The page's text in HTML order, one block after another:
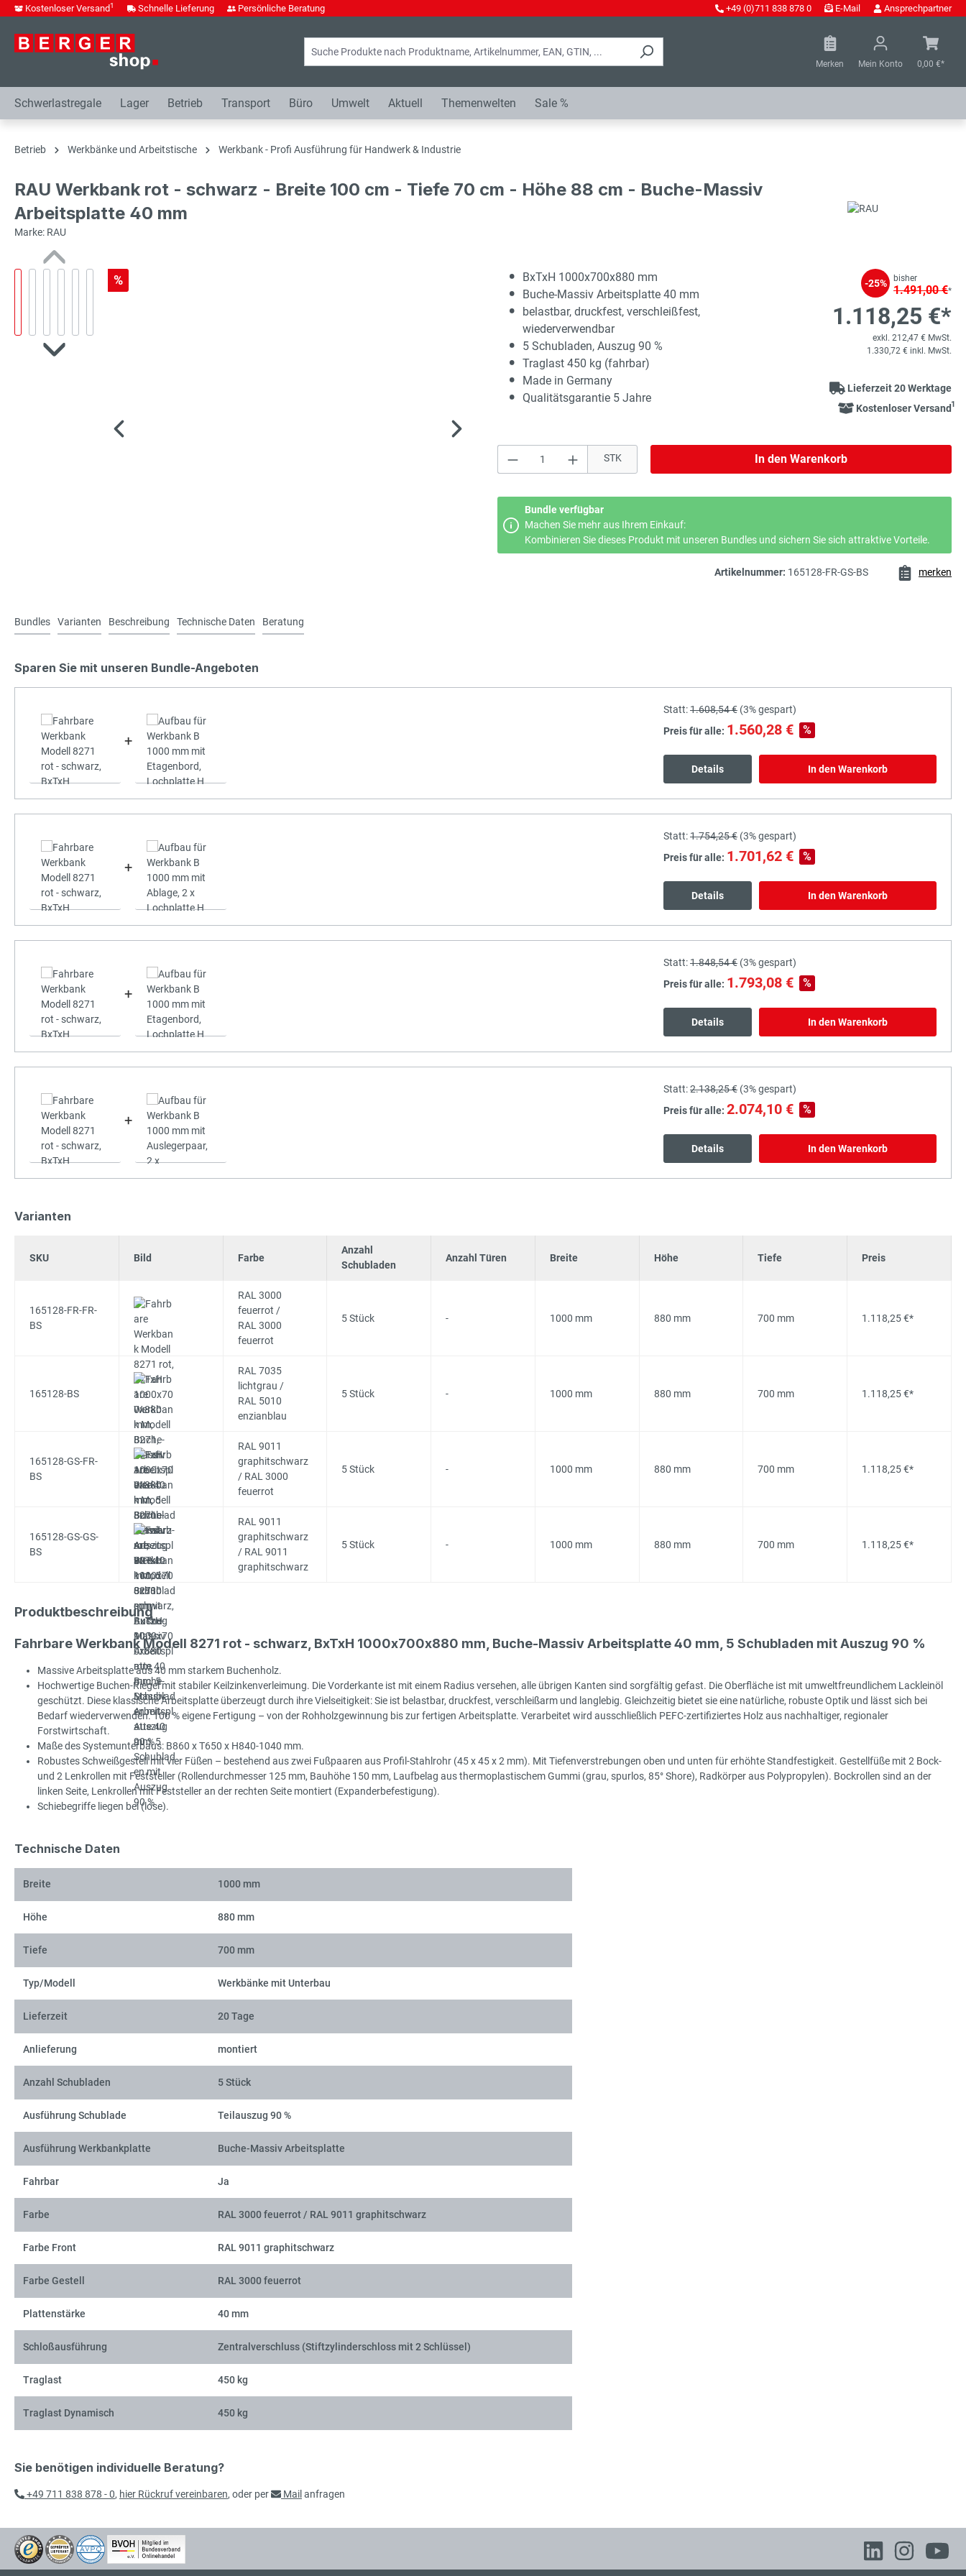
Zur Hauptnavigation springen
Kostenloser Versand1 Schnelle Lieferung Persönliche Beratung +49 (0)711 838 878 0 E-Mail Ansprechpartner
Merken Mein Konto 0,00 €*
Schwerlastregale Lager Betrieb Transport Büro Umwelt Aktuell Themenwelten Sale %
Betrieb Werkbänke und Arbeitstische Werkbank - Profi Ausführung für Handwerk & Industrie
RAU Werkbank rot - schwarz - Breite 100 cm - Tiefe 70 cm - Höhe 88 cm - Buche-Massiv
Arbeitsplatte 40 mm
Marke: RAU
%
BxTxH 1000x700x880 mm
Buche-Massiv Arbeitsplatte 40 mm
belastbar, druckfest, verschleißfest,
wiederverwendbar
5 Schubladen, Auszug 90 %
Traglast 450 kg (fahrbar)
Made in Germany
Qualitätsgarantie 5 Jahre
-25% bisher
1.491,00 €*
1.118,25 €*
exkl. 212,47 € MwSt.
1.330,72 € inkl. MwSt.
Lieferzeit 20 Werktage
Kostenloser Versand1
Produkt Anzahl: Gib den gewünschten Wert ein oder
STK In den Warenkorb
Bundle verfügbar
Machen Sie mehr aus Ihrem Einkauf:
Kombinieren Sie dieses Produkt mit unseren Bundles und sichern Sie sich attraktive Vorteile.
Artikelnummer: 165128-FR-GS-BS merken
Bundles Varianten Beschreibung Technische Daten Beratung
Sparen Sie mit unseren Bundle-Angeboten
+
Statt:1.608,54 € (3%gespart)
Preis für alle: 1.560,28 € %
Details In den Warenkorb
+
Statt:1.754,25 € (3%gespart)
Preis für alle: 1.701,62 € %
Details In den Warenkorb
+
Statt:1.848,54 € (3%gespart)
Preis für alle: 1.793,08 € %
Details In den Warenkorb
+
Statt:2.138,25 € (3%gespart)
Preis für alle: 2.074,10 € %
Details In den Warenkorb
Varianten
SKU Bild Farbe
Anzahl
Schubladen
Anzahl Türen Breite Höhe Tiefe Preis
165128-FR-FR-
BS
RAL 3000
feuerrot /
RAL 3000
feuerrot
5 Stück - 1000 mm 880 mm 700 mm 1.118,25 €*
165128-BS
RAL 7035
lichtgrau /
RAL 5010
enzianblau
5 Stück - 1000 mm 880 mm 700 mm 1.118,25 €*
165128-GS-FR-
BS
RAL 9011
graphitschwarz
/ RAL 3000
feuerrot
5 Stück - 1000 mm 880 mm 700 mm 1.118,25 €*
165128-GS-GS-
BS
RAL 9011
graphitschwarz
/ RAL 9011
graphitschwarz
5 Stück - 1000 mm 880 mm 700 mm 1.118,25 €*
Produktbeschreibung
Fahrbare Werkbank Modell 8271 rot - schwarz, BxTxH 1000x700x880 mm, Buche-Massiv Arbeitsplatte 40 mm, 5 Schubladen mit Auszug 90 %
Massive Arbeitsplatte aus 40 mm starkem Buchenholz.
Hochwertige Buchen-Riegel mit stabiler Keilzinkenverleimung. Die Vorderkante ist mit einem Radius versehen, alle übrigen Kanten sind sorgfältig gefast. Die Oberfläche ist mit umweltfreundlichem Lackleinöl
geschützt. Diese klassische Arbeitsplatte überzeugt durch ihre Vielseitigkeit: Sie ist belastbar, druckfest, verschleißarm und langlebig. Gleichzeitig bietet sie eine natürliche, robuste Optik und lässt sich bei
Bedarf wiederverwenden. 100 % eigene Fertigung – von der Rohholzgewinnung bis zur fertigen Arbeitsplatte. Verarbeitet wird ausschließlich PEFC-zertifiziertes Holz aus nachhaltiger, regionaler
Forstwirtschaft.
Maße des Systemunterbaus: B860 x T650 x H840-1040 mm.
Robustes Schweißgestell mit vier Füßen – bestehend aus zwei Fußpaaren aus Profil-Stahlrohr (45 x 45 x 2 mm). Mit Tiefenverstrebungen oben und unten für erhöhte Standfestigkeit. Gestellfüße mit 2 Bock-
und 2 Lenkrollen mit Feststeller (Rollendurchmesser 125 mm, Bauhöhe 150 mm, Laufbelag aus thermoplastischem Gummi (grau, spurlos, 85° Shore), Radkörper aus Polypropylen). Bockrollen sind an der
linken Seite, Lenkrollen mit Feststeller an der rechten Seite montiert (Expanderbefestigung).
Schiebegriffe liegen bei (lose).
Technische Daten
Breite 1000 mm
Höhe 880 mm
Tiefe 700 mm
Typ/Modell Werkbänke mit Unterbau
Lieferzeit 20 Tage
Anlieferung montiert
Anzahl Schubladen 5 Stück
Ausführung Schublade Teilauszug 90 %
Ausführung Werkbankplatte Buche-Massiv Arbeitsplatte
Fahrbar Ja
Farbe RAL 3000 feuerrot / RAL 9011 graphitschwarz
Farbe Front RAL 9011 graphitschwarz
Farbe Gestell RAL 3000 feuerrot
Plattenstärke 40 mm
Schloßausführung Zentralverschluss (Stiftzylinderschloss mit 2 Schlüssel)
Traglast 450 kg
Traglast Dynamisch 450 kg
Sie benötigen individuelle Beratung?
+49 711 838 878 - 0, hier Rückruf vereinbaren, oder per Mail anfragen